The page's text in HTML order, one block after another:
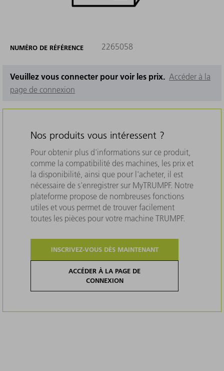
NUMÉRO DE RÉFÉRENCE 2265058
Veuillez vous connecter pour voir les prix. Accéder à la
page de connexion
Nos produits vous intéressent ?
Pour obtenir plus d'informations sur ce produit,
comme la compatibilité des machines, les prix et
la disponibilité, ainsi que pour l'acheter, il est
nécessaire de s'enregistrer sur MyTRUMPF. Notre
plateforme propose de nombreuses fonctions
utiles et vous permet de trouver facilement
toutes les pièces pour votre machine TRUMPF.
INSCRIVEZ-VOUS DÈS MAINTENANT
ACCÉDER À LA PAGE DE
CONNEXION